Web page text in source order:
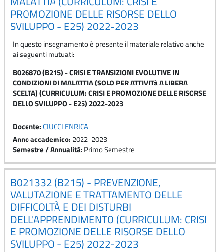
PROMOZIONE DELLE RISORSE DELLO
SVILUPPO - E25) 2022-2023
In questo insegnamento è presente il materiale relativo anche
ai seguenti mutuati:
B026870 (B215) - CRISI E TRANSIZIONI EVOLUTIVE IN
CONDIZIONI DI MALATTIA (SOLO PER ATTIVITà A LIBERA
SCELTA) (CURRICULUM: CRISI E PROMOZIONE DELLE RISORSE
DELLO SVILUPPO - E25) 2022-2023
Docente:CIUCCI ENRICA
Anno accademico: 2022-2023
Semestre / Annualità: Primo Semestre
B021332 (B215) - PREVENZIONE,
VALUTAZIONE E TRATTAMENTO DELLE
DIFFICOLTÀ E DEI DISTURBI
DELL'APPRENDIMENTO (CURRICULUM: CRISI
E PROMOZIONE DELLE RISORSE DELLO
SVILUPPO - E25) 2022-2023